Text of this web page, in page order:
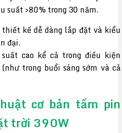
suất >80% trong 30 năm.
kế dễ dàng lắp đặt và kiểu
đại.
cao kể cả trong điều kiện
trong buổi sáng sớm và cả
cơ bản tấm pin
trời 390W